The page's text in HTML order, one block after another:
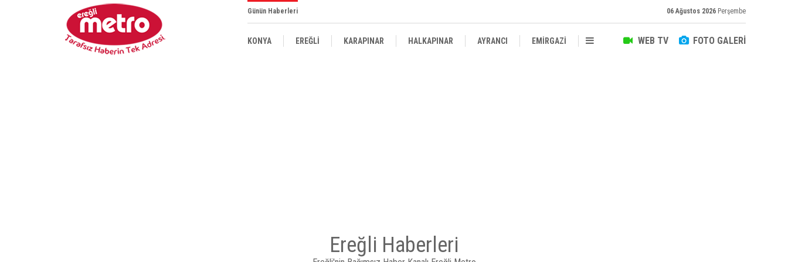
Günün Haberleri 06 Ağustos 2026 Perşembe
WEB TV FOTO GALERİ
KONYA EREĞLİ KARAPINAR HALKAPINAR AYRANCI EMİRGAZİ
Ereğli Haberleri
NECMETTİN ERBAKAN ÜNİVERSİTESİ REKTÖRÜ ZORLU'DAN EREĞLİ KAYMAKAMI FATİH GENEL'E